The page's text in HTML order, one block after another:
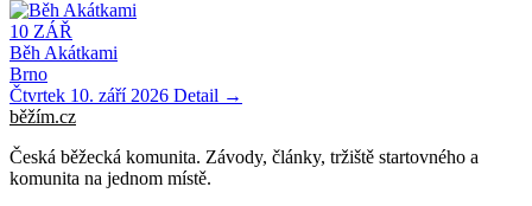
10 ZÁŘ
Běh Akátkami
Brno
Čtvrtek 10. září 2026 Detail →
běžím.cz
Česká běžecká komunita. Závody, články, tržiště startovného a
komunita na jednom místě.